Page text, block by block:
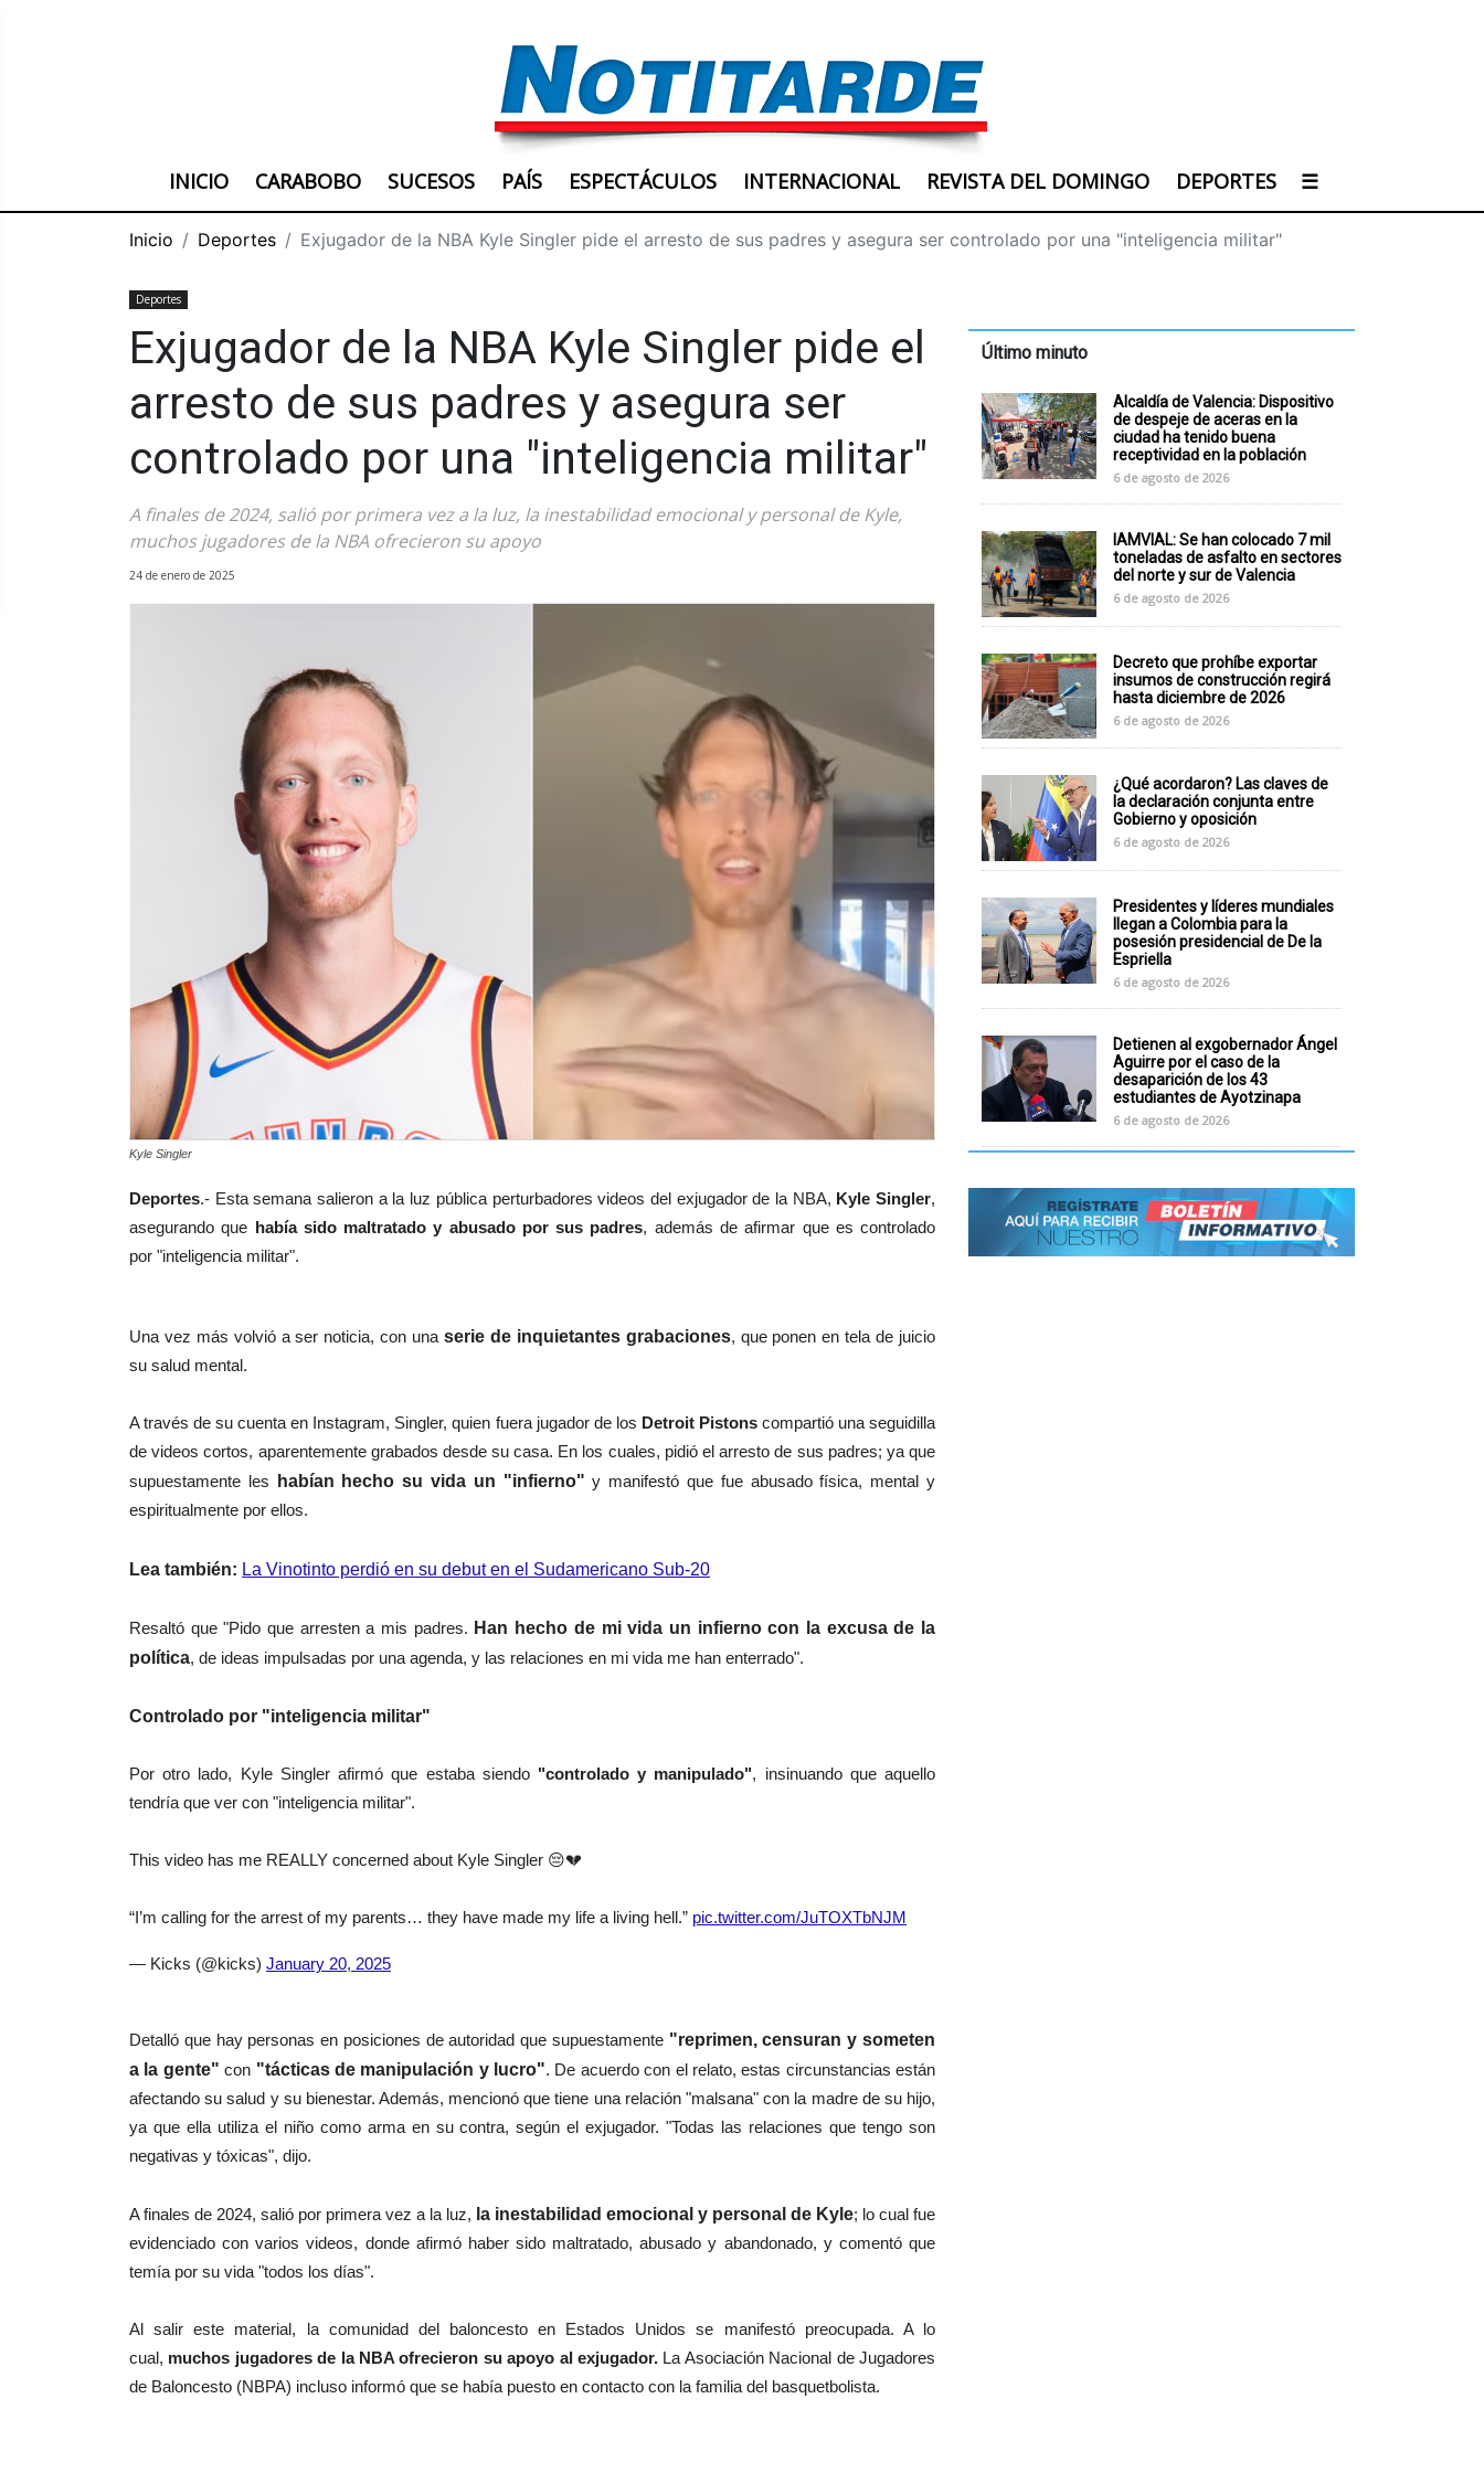
INICIO CARABOBO SUCESOS PAÍS ESPECTÁCULOS INTERNACIONAL REVISTA DEL DOMINGO DEPORTES ☰
Inicio Deportes Exjugador de la NBA Kyle Singler pide el arresto de sus padres y asegura ser controlado por una "inteligencia militar"
Deportes
Exjugador de la NBA Kyle Singler pide el
arresto de sus padres y asegura ser
controlado por una "inteligencia militar"
A finales de 2024, salió por primera vez a la luz, la inestabilidad emocional y personal de Kyle,
muchos jugadores de la NBA ofrecieron su apoyo
24 de enero de 2025
Kyle Singler
Deportes.- Esta semana salieron a la luz pública perturbadores videos del exjugador de la NBA, Kyle Singler,
asegurando que había sido maltratado y abusado por sus padres, además de afirmar que es controlado
por "inteligencia militar".
Una vez más volvió a ser noticia, con una serie de inquietantes grabaciones, que ponen en tela de juicio
su salud mental.
A través de su cuenta en Instagram, Singler, quien fuera jugador de los Detroit Pistonscompartió una seguidilla
de videos cortos, aparentemente grabados desde su casa. En los cuales, pidió el arresto de sus padres; ya que
supuestamente les
habían hecho su vida un "infierno" y manifestó que fue abusado física, mental y
espiritualmente por ellos.
Lea también: La Vinotinto perdió en su debut en el Sudamericano Sub-20
Resaltó que "Pido que arresten a mis padres. Han hecho de mi vida un infierno con la excusa de la
política, de ideas impulsadas por una agenda, y las relaciones en mi vida me han enterrado".
Controlado por "inteligencia militar"
Por otro lado, Kyle Singler afirmó que estaba siendo "controlado y manipulado", insinuando que aquello
tendría que ver con "inteligencia militar".
This video has me REALLY concerned about Kyle Singler 😔💔
“I’m calling for the arrest of my parents… they have made my life a living hell.” pic.twitter.com/JuTOXTbNJM
— Kicks (@kicks) January 20, 2025
Detalló que hay personas en posiciones de autoridad que supuestamente "reprimen, censuran y someten
a la gente" con "tácticas de manipulación y lucro". De acuerdo con el relato, estas circunstancias están
afectando su salud y su bienestar. Además, mencionó que tiene una relación "malsana" con la madre de su hijo,
ya que ella utiliza el niño como arma en su contra, según el exjugador. "Todas las relaciones que tengo son
negativas y tóxicas", dijo.
A finales de 2024, salió por primera vez a la luz, la inestabilidad emocional y personal de Kyle; lo cual fue
evidenciado con varios videos, donde afirmó haber sido maltratado, abusado y abandonado, y comentó que
temía por su vida "todos los días".
Al salir este material, la comunidad del baloncesto en Estados Unidos se manifestó preocupada. A lo
cual, muchos jugadores de la NBA ofrecieron su apoyo al exjugador. La Asociación Nacional de Jugadores
de Baloncesto (NBPA) incluso informó que se había puesto en contacto con la familia del basquetbolista.
Último minuto
Alcaldía de Valencia: Dispositivo
de despeje de aceras en la
ciudad ha tenido buena
receptividad en la población
6 de agosto de 2026
IAMVIAL: Se han colocado 7 mil
toneladas de asfalto en sectores
del norte y sur de Valencia
6 de agosto de 2026
Decreto que prohíbe exportar
insumos de construcción regirá
hasta diciembre de 2026
6 de agosto de 2026
¿Qué acordaron? Las claves de
la declaración conjunta entre
Gobierno y oposición
6 de agosto de 2026
Presidentes y líderes mundiales
llegan a Colombia para la
posesión presidencial de De la
Espriella
6 de agosto de 2026
Detienen al exgobernador Ángel
Aguirre por el caso de la
desaparición de los 43
estudiantes de Ayotzinapa
6 de agosto de 2026